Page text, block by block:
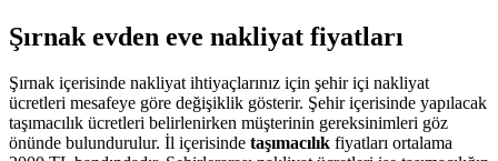
Şırnak evden eve nakliyat fiyatları
Şırnak içerisinde nakliyat ihtiyaçlarınız için şehir içi nakliyat
ücretleri mesafeye göre değişiklik gösterir. Şehir içerisinde yapılacak
taşımacılık ücretleri belirlenirken müşterinin gereksinimleri göz
önünde bulundurulur. İl içerisinde taşımacılık fiyatları ortalama